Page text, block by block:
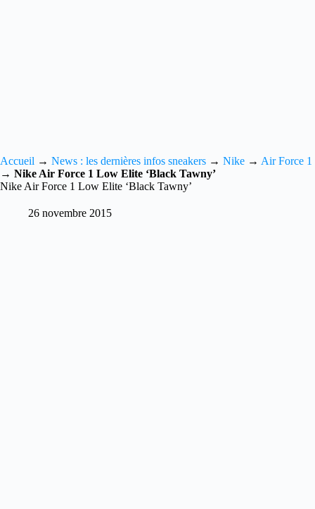
Accueil → News : les dernières infos sneakers → Nike → Air Force 1
→ Nike Air Force 1 Low Elite ‘Black Tawny’
Nike Air Force 1 Low Elite ‘Black Tawny’
26 novembre 2015